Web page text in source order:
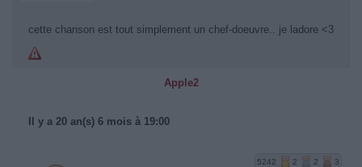
cette chanson est tout simplement un chef-doeuvre.. je ladore <3
Apple2
Il y a 20 an(s) 6 mois à 19:00
5242 2 2 3